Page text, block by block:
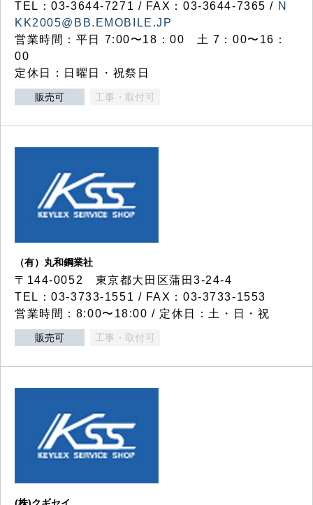
TEL：03‐3644‐7271 / FAX：03-3644-7365 / N
KK2005@BB.EMOBILE.JP
営業時間：平日 7:00〜18：00 土 7：00〜16：
00
定休日：日曜日・祝祭日
販売可 工事・取付可
（有）丸和鋼業社
〒144-0052 東京都大田区蒲田3-24-4
TEL：03-3733-1551 / FAX：03-3733-1553
営業時間：8:00〜18:00 / 定休日：土・日・祝
販売可 工事・取付可